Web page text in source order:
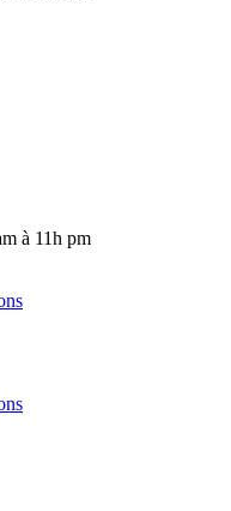
à 11h pm